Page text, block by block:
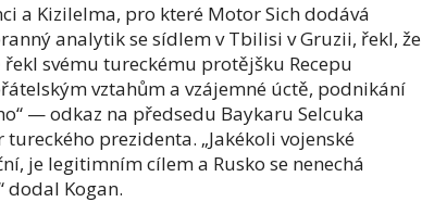
a Kizilelma, pro které Motor Sich dodává
analytik se sídlem v Tbilisi v Gruzii, řekl, že
svému tureckému protějšku Recepu
vztahům a vzájemné úctě, podnikání
— odkaz na předsedu Baykaru Selcuka
prezidenta. „Jakékoli vojenské
je legitimním cílem a Rusko se nenechá
dodal Kogan.